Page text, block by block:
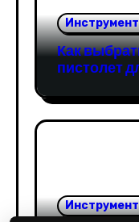
Как
пистолет